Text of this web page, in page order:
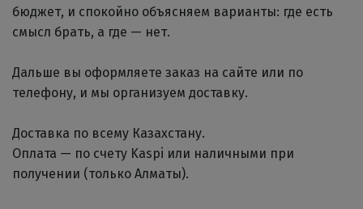
бюджет, и спокойно объясняем варианты: где есть
смысл брать, а где — нет.
Дальше вы оформляете заказ на сайте или по
телефону, и мы организуем доставку.
Доставка по всему Казахстану.
Оплата — по счету Kaspi или наличными при
получении (только Алматы).